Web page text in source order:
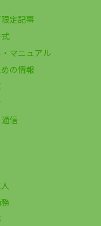
定記事
マニュアル
の情報
信